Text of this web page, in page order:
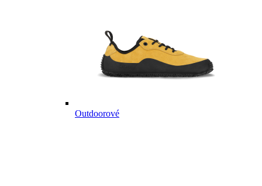
Outdoorové